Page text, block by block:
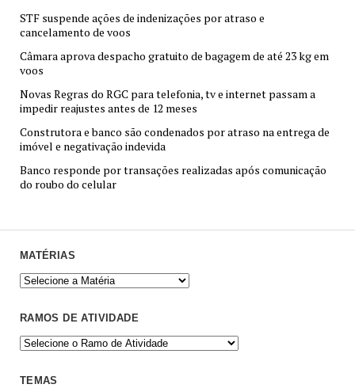
STF suspende ações de indenizações por atraso e
cancelamento de voos
Câmara aprova despacho gratuito de bagagem de até 23 kg em
voos
Novas Regras do RGC para telefonia, tv e internet passam a
impedir reajustes antes de 12 meses
Construtora e banco são condenados por atraso na entrega de
imóvel e negativação indevida
Banco responde por transações realizadas após comunicação
do roubo do celular
MATÉRIAS
RAMOS DE ATIVIDADE
TEMAS